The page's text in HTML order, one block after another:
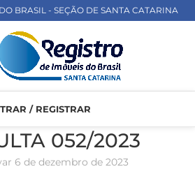
BRASIL - SEÇÃO DE SANTA CATARINA
/ REGISTRAR
052/2023
6 de dezembro de 2023